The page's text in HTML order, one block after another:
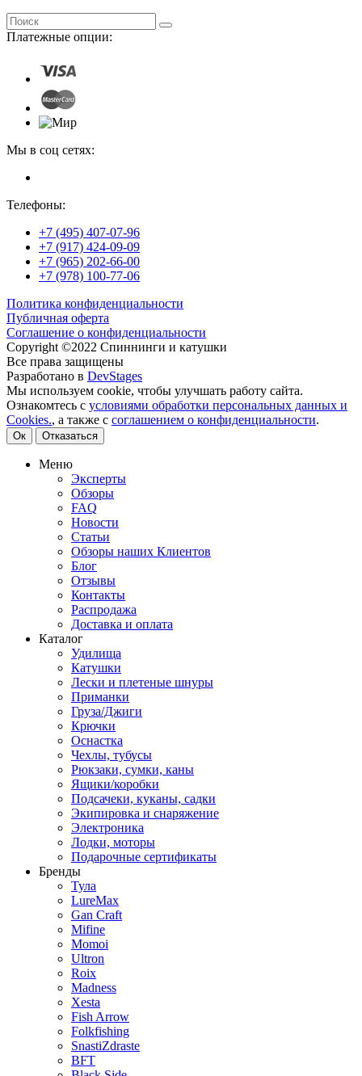
Платежные опции:
Мы в соц сетях:
Телефоны:
+7 (495) 407-07-96
+7 (917) 424-09-09
+7 (965) 202-66-00
+7 (978) 100-77-06
Политика конфиденциальности
Публичная оферта
Соглашение о конфиденциальности
Copyright ©2022 Спиннинги и катушки
Все права защищены
Разработано в DevStages
Мы используем cookie, чтобы улучшать работу сайта.
Ознакомтесь с условиями обработки персональных данных и
Cookies., а также с соглашением о конфиденциальности.
Ок Отказаться
Меню
Эксперты
Обзоры
FAQ
Новости
Статьи
Обзоры наших Клиентов
Блог
Отзывы
Контакты
Распродажа
Доставка и оплата
Каталог
Удилища
Катушки
Лески и плетеные шнуры
Приманки
Груза/Джиги
Крючки
Оснастка
Чехлы, тубусы
Рюкзаки, сумки, каны
Ящики/коробки
Подсачеки, куканы, садки
Экипировка и снаряжение
Электроника
Лодки, моторы
Подарочные сертификаты
Бренды
Тула
LureMax
Gan Craft
Mifine
Momoi
Ultron
Roix
Madness
Xesta
Fish Arrow
Folkfishing
SnastiZdraste
BFT